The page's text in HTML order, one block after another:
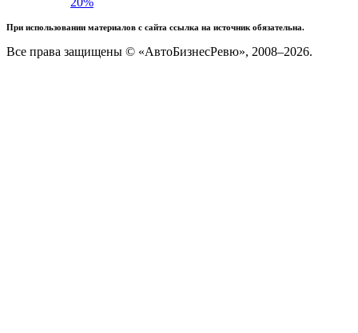
При использовании материалов с сайта ссылка на источник обязательна.
Все права защищены © «АвтоБизнесРевю», 2008–2026.